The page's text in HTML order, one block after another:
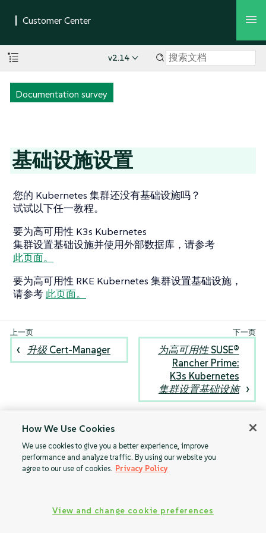
v2.14
Documentation survey
基础设施设置
您的 Kubernetes 集群还没有基础设施吗？
试试以下任一教程。
要为高可用性 K3s Kubernetes
集群设置基础设施并使用外部数据库，请参考
此页面。
要为高可用性 RKE Kubernetes 集群设置基础设施，
请参考 此页面。
升级 Cert-Manager
为高可用性 SUSE®
Rancher Prime:
K3s Kubernetes
集群设置基础设施
How We Use Cookies
We use cookies to give you a better experience, improve
performance and analyze traffic. By using our website you
agree to our use of cookies. Privacy Policy
View and change cookie preferences